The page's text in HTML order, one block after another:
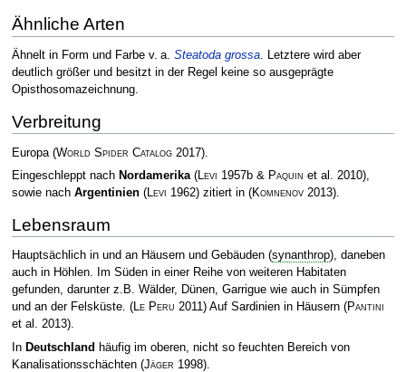
Ähnliche Arten
Ähnelt in Form und Farbe v. a. Steatoda grossa. Letztere wird aber
deutlich größer und besitzt in der Regel keine so ausgeprägte
Opisthosomazeichnung.
Verbreitung
Europa (World Spider Catalog2017).
Eingeschleppt nach Nordamerika(Levi 1957b & Paquin et al. 2010),
sowie nach Argentinien(Levi 1962) zitiert in (Komnenov2013).
Lebensraum
Hauptsächlich in und an Häusern und Gebäuden (synanthrop), daneben
auch in Höhlen. Im Süden in einer Reihe von weiteren Habitaten
gefunden, darunter z.B. Wälder, Dünen, Garrigue wie auch in Sümpfen
und an der Felsküste. (Le Peru 2011)Auf Sardinien in Häusern (Pantini
et al. 2013).
In Deutschland häufig im oberen, nicht so feuchten Bereich von
Kanalisationsschächten (Jäger 1998).